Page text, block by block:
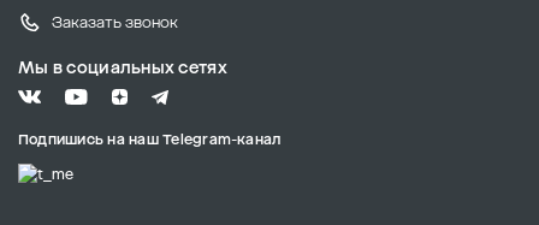
Заказать звонок
Мы в социальных сетях
Подпишись на наш Telegram-канал